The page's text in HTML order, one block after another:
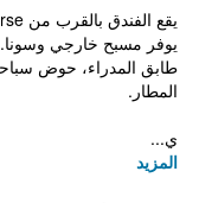
يوفر مسبح خارجي وسونا.
طابق المدراء، حوض
المطار.
ي...
المزيد